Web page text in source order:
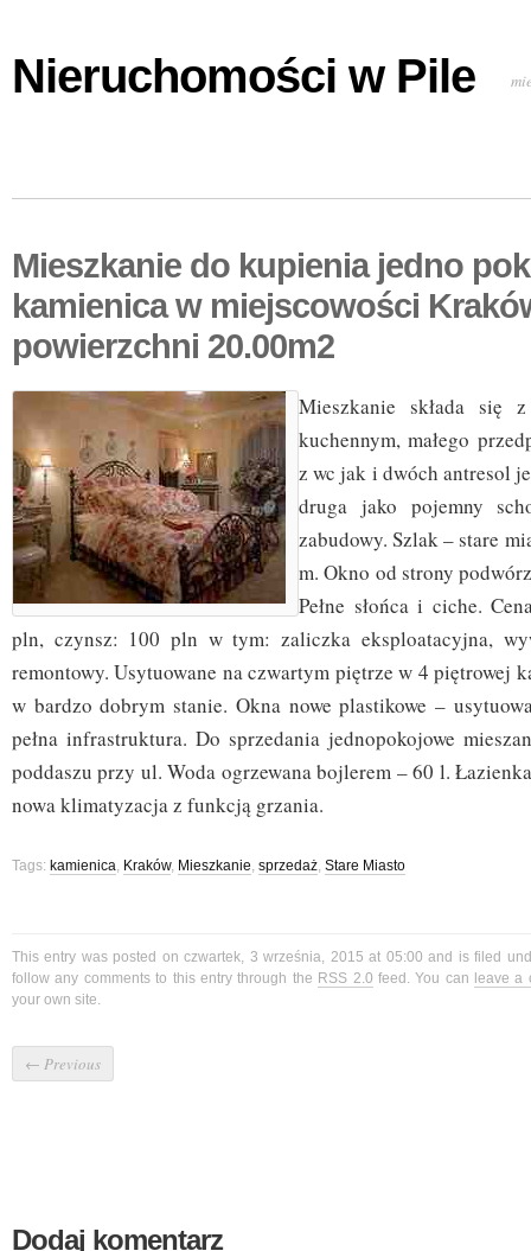
Nieruchomości w Pile
Mieszkanie do kupienia jedno
kamienica w miejscowości
powierzchni 20.00m2
Mieszkanie składa się
kuchennym, małego
z wc jak i dwóch antresol
druga jako pojemny
zabudowy. Szlak – stare
m. Okno od strony
Pełne słońca i ciche.
pln, czynsz: 100 pln w tym: zaliczka eksploatacyjna,
remontowy. Usytuowane na czwartym piętrze w 4 piętrowej
w bardzo dobrym stanie. Okna nowe plastikowe –
pełna infrastruktura. Do sprzedania jednopokojowe
poddaszu przy ul. Woda ogrzewana bojlerem – 60 l.
nowa klimatyzacja z funkcją grzania.
Tags: kamienica, Kraków, Mieszkanie, sprzedaż, Stare Miasto
This entry was posted on czwartek, 3 września, 2015 at 05:00 and is filed
follow any comments to this entry through the RSS 2.0 feed. You can leave a
your own site.
← Previous
Dodaj komentarz